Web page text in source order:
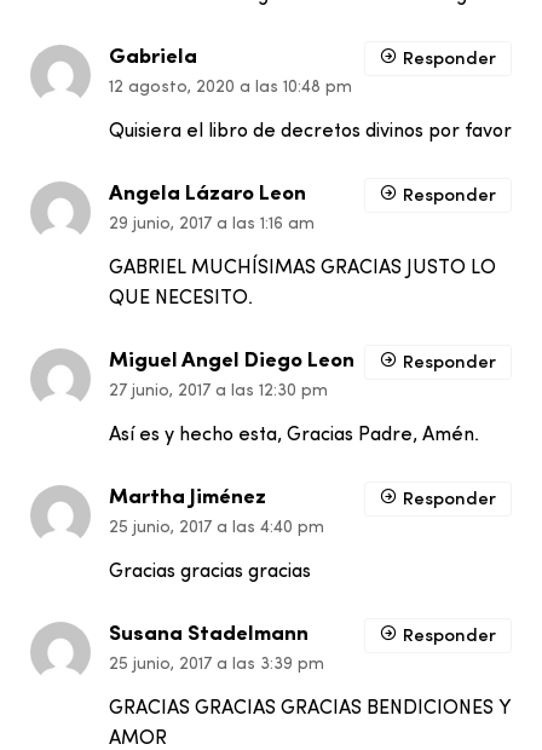
Gabriela
12 agosto, 2020 a las 10:48 pm
Quisiera el libro de decretos divinos por favor
Responder
Angela Lázaro Leon
29 junio, 2017 a las 1:16 am
GABRIEL MUCHÍSIMAS GRACIAS JUSTO LO
QUE NECESITO.
Responder
Miguel Angel Diego Leon
27 junio, 2017 a las 12:30 pm
Así es y hecho esta, Gracias Padre, Amén.
Responder
Martha Jiménez
25 junio, 2017 a las 4:40 pm
Gracias gracias gracias
Responder
Susana Stadelmann
25 junio, 2017 a las 3:39 pm
GRACIAS GRACIAS GRACIAS BENDICIONES Y
AMOR
Responder